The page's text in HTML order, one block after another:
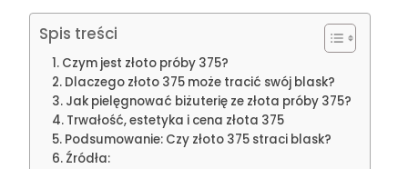
Spis treści
Czym jest złoto próby 375?
Dlaczego złoto 375 może tracić swój blask?
Jak pielęgnować biżuterię ze złota próby 375?
Trwałość, estetyka i cena złota 375
Podsumowanie: Czy złoto 375 straci blask?
Źródła: